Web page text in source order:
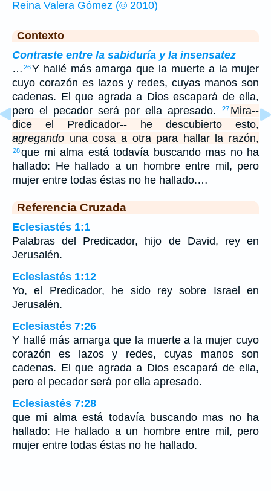
Reina Valera Gómez (© 2010)
Contexto
Contraste entre la sabiduría y la insensatez
… 26Y hallé más amarga que la muerte a la mujer
cuyo corazón es lazos y redes, cuyas manos son
cadenas. El que agrada a Dios escapará de ella,
pero el pecador será por ella apresado.
27 Mira--
dice el Predicador-- he descubierto esto,
agregando una cosa a otra para hallar la razón,
28que mi alma está todavía buscando mas no ha
hallado: He hallado a un hombre entre mil, pero
mujer entre todas éstas no he hallado.…
Referencia Cruzada
Eclesiastés 1:1
Palabras del Predicador, hijo de David, rey en
Jerusalén.
Eclesiastés 1:12
Yo, el Predicador, he sido rey sobre Israel en
Jerusalén.
Eclesiastés 7:26
Y hallé más amarga que la muerte a la mujer cuyo
corazón es lazos y redes, cuyas manos son
cadenas. El que agrada a Dios escapará de ella,
pero el pecador será por ella apresado.
Eclesiastés 7:28
que mi alma está todavía buscando mas no ha
hallado: He hallado a un hombre entre mil, pero
mujer entre todas éstas no he hallado.